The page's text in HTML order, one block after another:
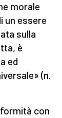
morale
un essere
sulla
è
ed
(n.
con